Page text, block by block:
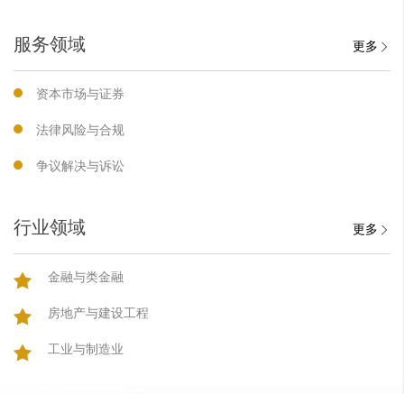
服务领域 更多
资本市场与证券
法律风险与合规
争议解决与诉讼
行业领域 更多
金融与类金融
房地产与建设工程
工业与制造业